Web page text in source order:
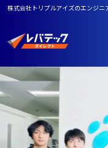
株式会社トリプルアイズのエンジ